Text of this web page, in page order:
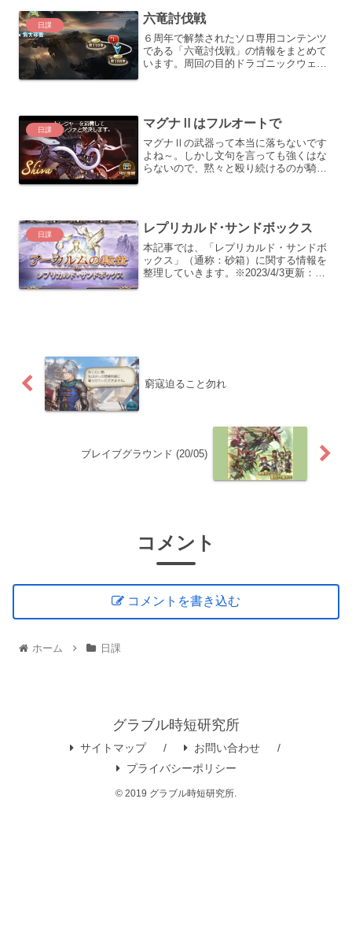
日課 六竜討伐戦
６周年で解禁されたソロ専用コンテンツ
である「六竜討伐戦」の情報をまとめて
います。周回の目的ドラゴニックウェポ
日課 マグナⅡはフルオートで
マグナⅡの武器って本当に落ちないです
よね～。しかし文句を言っても強くはな
らないので、黙々と殴り続けるのが騎空
日課 レプリカルド･サンドボックス
本記事では、「レプリカルド・サンドボ
ックス」（通称：砂箱）に関する情報を
整理していきます。※2023/4/3更新：エ
窮寇迫ること勿れ
ブレイブグラウンド (20/05)
コメント
コメントを書き込む
ホーム 日課
グラブル時短研究所
サイトマップ
お問い合わせ
プライバシーポリシー
© 2019 グラブル時短研究所.